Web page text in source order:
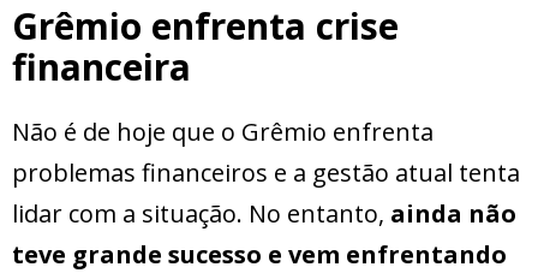
Grêmio enfrenta crise
financeira
Não é de hoje que o Grêmio enfrenta
problemas financeiros e a gestão atual tenta
lidar com a situação. No entanto, ainda não
teve grande sucesso e vem enfrentando